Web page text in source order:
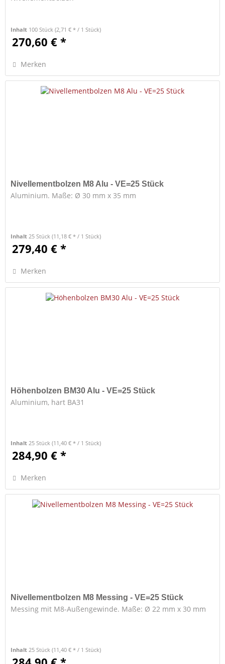
Inhalt 100 Stück(2,71 € * / 1 Stück)
270,60 € *
Merken
Nivellementbolzen M8 Alu - VE=25 Stück
Aluminium. Maße: Ø 30 mm x 35 mm
Inhalt25 Stück(11,18 € * / 1 Stück)
279,40 € *
Merken
Höhenbolzen BM30 Alu - VE=25 Stück
Aluminium, hart BA31
Inhalt25 Stück(11,40 € * / 1 Stück)
284,90 € *
Merken
Nivellementbolzen M8 Messing - VE=25 Stück
Messing mit M8-Außengewinde. Maße: Ø 22 mm x 30 mm
Inhalt25 Stück(11,40 € * / 1 Stück)